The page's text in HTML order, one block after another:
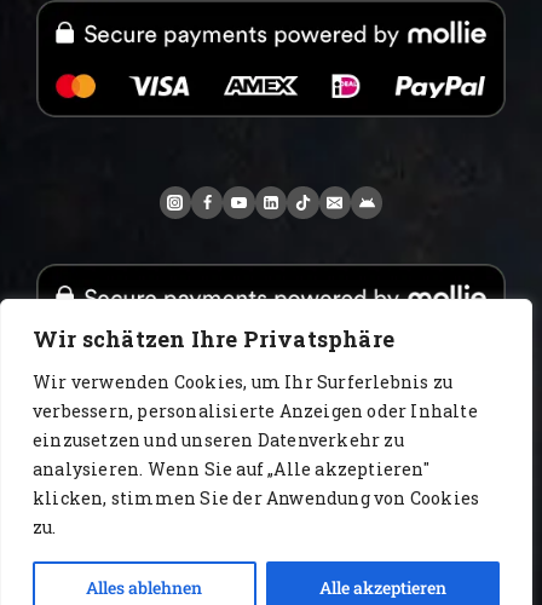
Wir schätzen Ihre Privatsphäre
Wir verwenden Cookies, um Ihr Surferlebnis zu
verbessern, personalisierte Anzeigen oder Inhalte
einzusetzen und unseren Datenverkehr zu
analysieren. Wenn Sie auf „Alle akzeptieren"
klicken, stimmen Sie der Anwendung von Cookies
zu.
Alles ablehnen Alle akzeptieren
www.AlbertoIT.com 2026 FoxKaffee Kaffeerösterei
Kontakt